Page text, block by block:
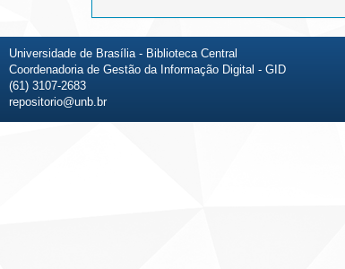
Universidade de Brasília - Biblioteca Central
Coordenadoria de Gestão da Informação Digital - GID
(61) 3107-2683
repositorio@unb.br